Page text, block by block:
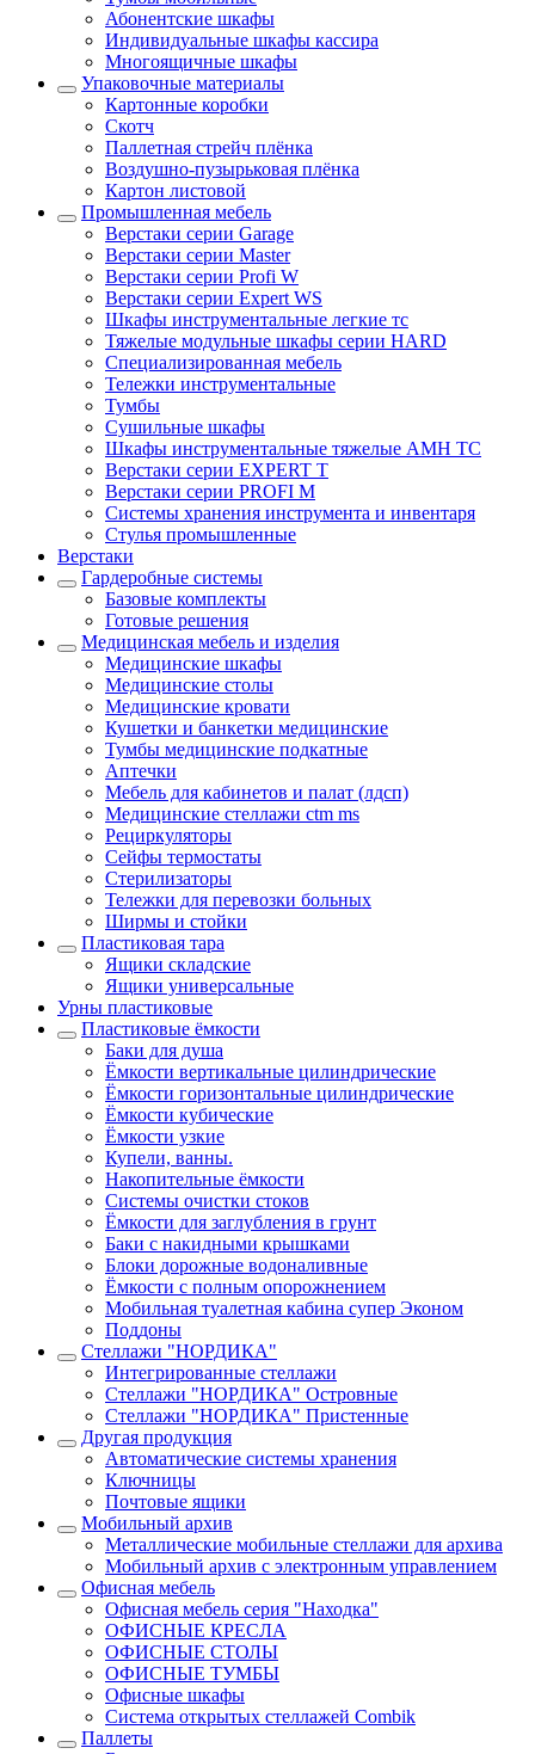
Абонентские шкафы
Индивидуальные шкафы кассира
Многоящичные шкафы
Упаковочные материалы
Картонные коробки
Скотч
Паллетная стрейч плёнка
Воздушно-пузырьковая плёнка
Картон листовой
Промышленная мебель
Верстаки серии Garage
Верстаки серии Master
Верстаки серии Profi W
Верстаки серии Expert WS
Шкафы инструментальные легкие тс
Тяжелые модульные шкафы серии HARD
Cпециализированная мебель
Тележки инструментальные
Тумбы
Cушильные шкафы
Шкафы инструментальные тяжелые AMH TC
Верстаки серии EXPERT T
Верстаки серии PROFI M
Системы хранения инструмента и инвентаря
Стулья промышленные
Верстаки
Гардеробные системы
Базовые комплекты
Готовые решения
Медицинская мебель и изделия
Медицинские шкафы
Медицинские столы
Медицинские кровати
Кушетки и банкетки медицинские
Тумбы медицинские подкатные
Аптечки
Мебель для кабинетов и палат (лдсп)
Медицинские стеллажи ctm ms
Рециркуляторы
Сейфы термостаты
Стерилизаторы
Тележки для перевозки больных
Ширмы и стойки
Пластиковая тара
Ящики складские
Ящики универсальные
Урны пластиковые
Пластиковые ёмкости
Баки для душа
Ёмкости вертикальные цилиндрические
Ёмкости горизонтальные цилиндрические
Ёмкости кубические
Ёмкости узкие
Купели, ванны.
Накопительные ёмкости
Системы очистки стоков
Ёмкости для заглубления в грунт
Баки с накидными крышками
Блоки дорожные водоналивные
Ёмкости с полным опорожнением
Мобильная туалетная кабина супер Эконом
Поддоны
Стеллажи "НОРДИКА"
Интегрированные стеллажи
Стеллажи "НОРДИКА" Островные
Стеллажи "НОРДИКА" Пристенные
Другая продукция
Автоматические системы хранения
Ключницы
Почтовые ящики
Мобильный архив
Металлические мобильные стеллажи для архива
Мобильный архив с электронным управлением
Офисная мебель
Офисная мебель серия "Находка"
ОФИСНЫЕ КРЕСЛА
ОФИСНЫЕ СТОЛЫ
ОФИСНЫЕ ТУМБЫ
Офисные шкафы
Система открытых стеллажей Combik
Паллеты